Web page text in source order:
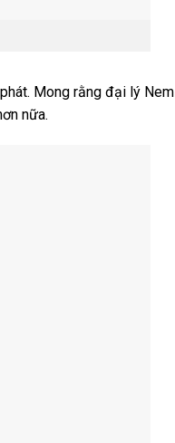
Mong rằng đại lý Nem
nữa.